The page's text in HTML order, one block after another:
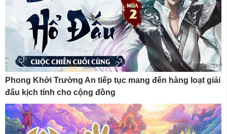
Phong Khởi Trường An tiếp tục mang đến hàng loạt giải
đấu kịch tính cho cộng đồng